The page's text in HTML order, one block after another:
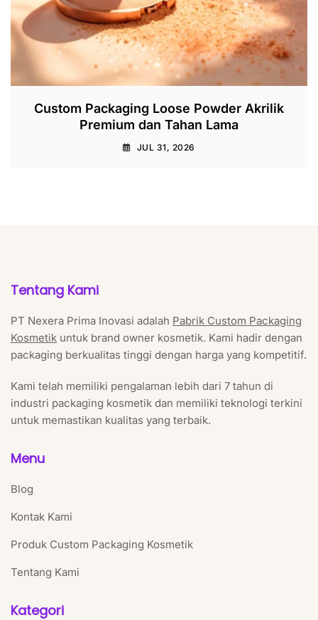
Custom Packaging Loose Powder Akrilik
Premium dan Tahan Lama
JUL 31, 2026
Tentang Kami
PT Nexera Prima Inovasi adalah Pabrik Custom Packaging
Kosmetik untuk brand owner kosmetik. Kami hadir dengan
packaging berkualitas tinggi dengan harga yang kompetitif.
Kami telah memiliki pengalaman lebih dari 7 tahun di
industri packaging kosmetik dan memiliki teknologi terkini
untuk memastikan kualitas yang terbaik.
Menu
Blog
Kontak Kami
Produk Custom Packaging Kosmetik
Tentang Kami
Kategori